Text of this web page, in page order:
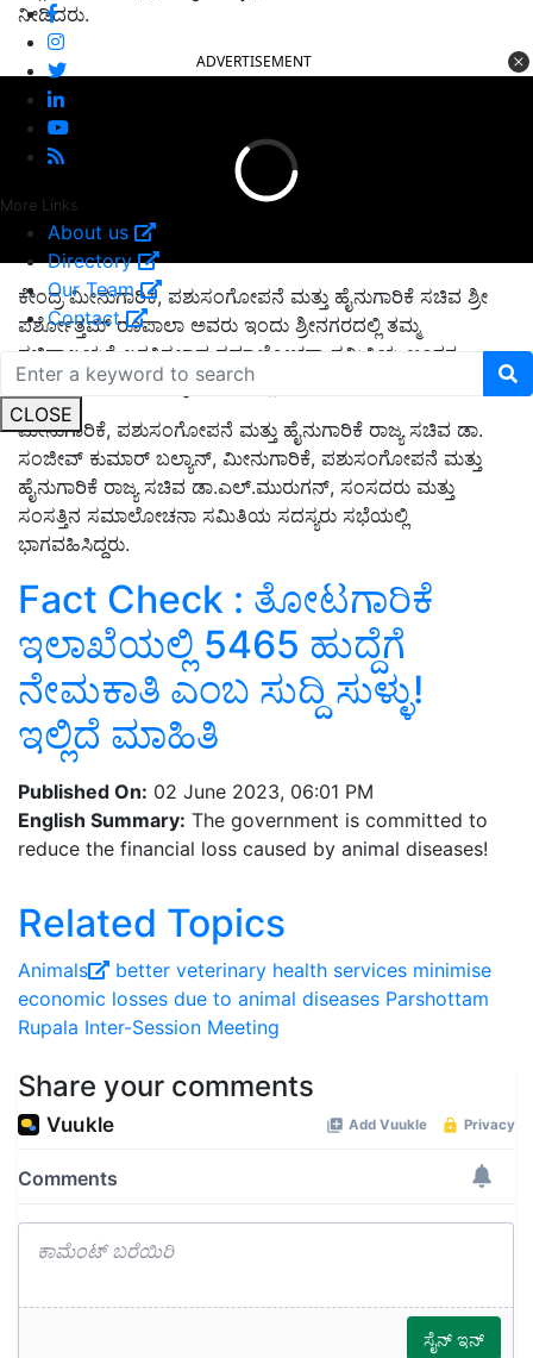
More Links
About us
Directory
Our Team
Contact
CLOSE
ನೀಡಿದರು.
ADVERTISEMENT
ಕೇಂದ್ರ ಮೀನುಗಾರಿಕೆ, ಪಶುಸಂಗೋಪನೆ ಮತ್ತು ಹೈನುಗಾರಿಕೆ ಸಚಿವ ಶ್ರೀ
ಪರ್ಶೋತ್ತಮ್ ರೂಪಾಲಾ ಅವರು ಇಂದು ಶ್ರೀನಗರದಲ್ಲಿ ತಮ್ಮ
ಸಚಿವಾಲಯಕ್ಕೆ ಲಗತ್ತಿಸಲಾದ ಸಮಾಲೋಚನಾ ಸಮಿತಿಯ ಅಂತರ-
ಅಧಿವೇಶನ ಸಭೆಯ ಅಧ್ಯಕ್ಷತೆ ವಹಿಸಿದ್ದರು.
ಮೀನುಗಾರಿಕೆ, ಪಶುಸಂಗೋಪನೆ ಮತ್ತು ಹೈನುಗಾರಿಕೆ ರಾಜ್ಯ ಸಚಿವ ಡಾ.
ಸಂಜೀವ್ ಕುಮಾರ್ ಬಲ್ಯಾನ್, ಮೀನುಗಾರಿಕೆ, ಪಶುಸಂಗೋಪನೆ ಮತ್ತು
ಹೈನುಗಾರಿಕೆ ರಾಜ್ಯ ಸಚಿವ ಡಾ.ಎಲ್.ಮುರುಗನ್, ಸಂಸದರು ಮತ್ತು
ಸಂಸತ್ತಿನ ಸಮಾಲೋಚನಾ ಸಮಿತಿಯ ಸದಸ್ಯರು ಸಭೆಯಲ್ಲಿ
ಭಾಗವಹಿಸಿದ್ದರು.
Fact Check : ತೋಟಗಾರಿಕೆ
ಇಲಾಖೆಯಲ್ಲಿ 5465 ಹುದ್ದೆಗೆ
ನೇಮಕಾತಿ ಎಂಬ ಸುದ್ದಿ ಸುಳ್ಳು!
ಇಲ್ಲಿದೆ ಮಾಹಿತಿ
Published On: 02 June 2023, 06:01 PM
English Summary: The government is committed to
reduce the financial loss caused by animal diseases!
Related Topics
Animals better veterinary health services minimise
economic losses due to animal diseases Parshottam
Rupala Inter-Session Meeting
Share your comments